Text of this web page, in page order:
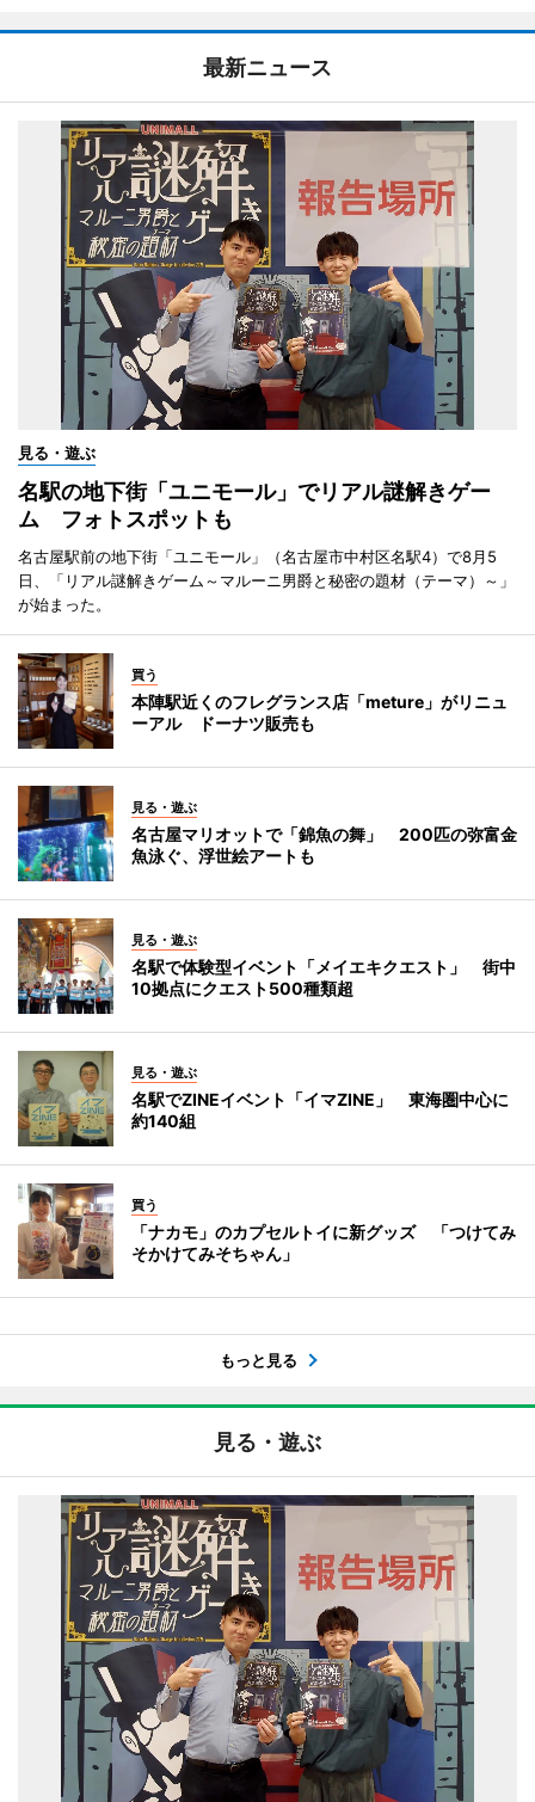
最新ニュース
見る・遊ぶ
名駅の地下街「ユニモール」でリアル謎解きゲー
ム フォトスポットも
名古屋駅前の地下街「ユニモール」（名古屋市中村区名駅4）で8月5
日、「リアル謎解きゲーム～マルーニ男爵と秘密の題材（テーマ）～」
が始まった。
買う
本陣駅近くのフレグランス店「meture」がリニュ
ーアル ドーナツ販売も
見る・遊ぶ
名古屋マリオットで「錦魚の舞」 200匹の弥富金
魚泳ぐ、浮世絵アートも
見る・遊ぶ
名駅で体験型イベント「メイエキクエスト」 街中
10拠点にクエスト500種類超
見る・遊ぶ
名駅でZINEイベント「イマZINE」 東海圏中心に
約140組
買う
「ナカモ」のカプセルトイに新グッズ 「つけてみ
そかけてみそちゃん」
もっと見る
見る・遊ぶ